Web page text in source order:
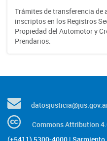
Trámites de transferencia de
inscriptos en los Registros
Propiedad del Automotor y
Prendarios.
Commons Attribution